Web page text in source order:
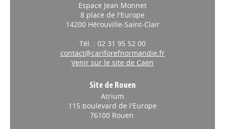
Espace Jean Monnet
8 place de l'Europe
14200 Hérouville-Saint-Clair
Tél. : 02 31 95 52 00
contact@cariforefnormandie.fr
Venir sur le site de Caen
Site de Rouen
Atrium
115 boulevard de l'Europe
76100 Rouen